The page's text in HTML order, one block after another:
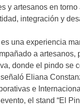
y artesanos en
integración y
es una experiencia
a
donde el pindo se
Eliana
e
el stand “El